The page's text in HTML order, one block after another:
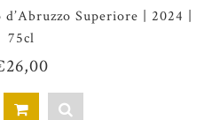
Superiore | 2024 |
75cl